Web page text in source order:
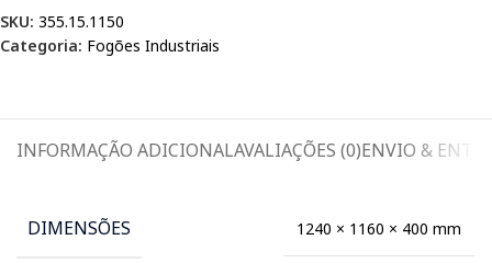
SKU: 355.15.1150
Categoria: Fogões Industriais
INFORMAÇÃO ADICIONALAVALIAÇÕES (0)ENVIO &
DIMENSÕES 1240 × 1160 × 400 mm